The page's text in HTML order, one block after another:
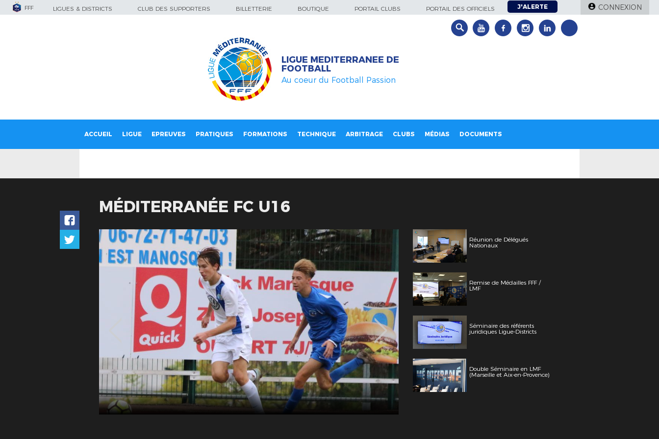
FFF LIGUES & DISTRICTS CLUB DES SUPPORTERS BILLETTERIE BOUTIQUE PORTAIL CLUBS PORTAIL DES OFFICIELS J'ALERTE CONNEXION
LIGUE MEDITERRANEE DE
FOOTBALL
Au coeur du Football Passion
ACCUEIL LIGUE EPREUVES PRATIQUES FORMATIONS TECHNIQUE ARBITRAGE CLUBS MÉDIAS DOCUMENTS
MÉDITERRANÉE FC U16
Réunion de Délégués
Nationaux
Remise de Médailles FFF /
LMF
Séminaire des référents
juridiques Ligue-Districts
Double Séminaire en LMF
(Marseille et Aix-en-Provence)